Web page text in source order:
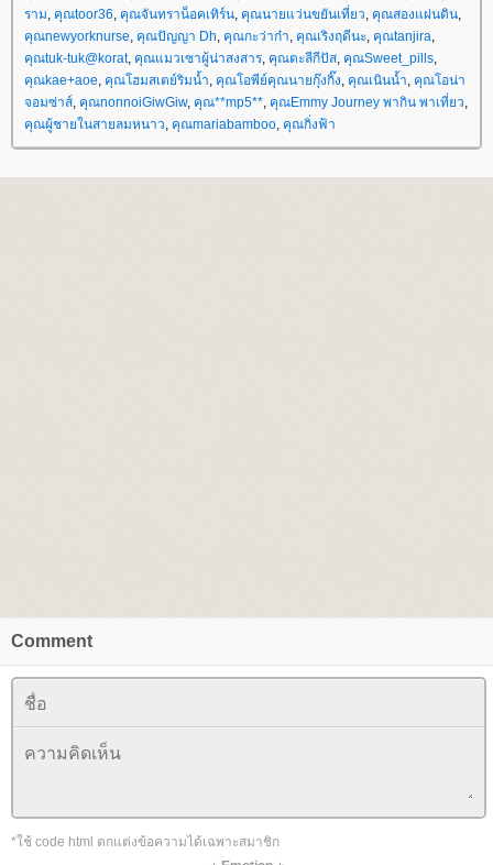
ราม, คุณtoor36, คุณจันทราน็อคเทิร์น, คุณนายแว่นขยันเที่ยว, คุณสองแผ่นดิน,
คุณnewyorknurse, คุณปัญญา Dh, คุณกะว่าก๋า, คุณเริงฤดีนะ, คุณtanjira,
คุณtuk-tuk@korat, คุณแมวเซาผู้น่าสงสาร, คุณตะลีกีปัส, คุณSweet_pills,
คุณkae+aoe, คุณโฮมสเตย์ริมน้ำ, คุณโอพีย์คุณนายกุ๊งกิ๊ง, คุณเนินน้ำ, คุณโอน่า
จอมซ่าส์, คุณnonnoiGiwGiw, คุณ**mp5**, คุณEmmy Journey พากิน พาเที่ยว,
คุณผู้ชายในสายลมหนาว, คุณmariabamboo, คุณกิ่งฟ้า
Comment
*ใช้ code html ตกแต่งข้อความได้เฉพาะสมาชิก